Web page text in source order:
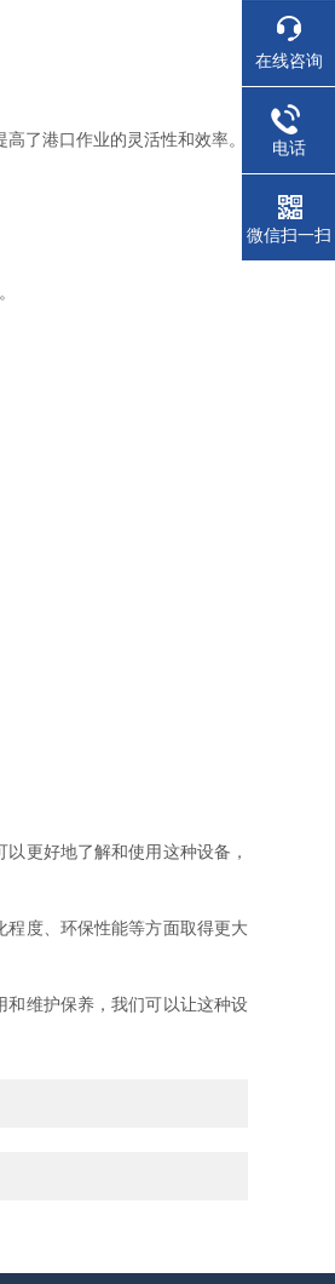
了港口作业的灵活性和效率。
更好地了解和使用这种设备，
度、环保性能等方面取得更大
维护保养，我们可以让这种设
在线咨询
电话
微信扫一扫